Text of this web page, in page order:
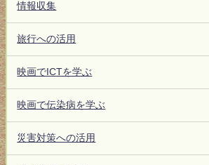
情報収集
旅行への活用
映画でICTを学ぶ
映画で伝染病を学ぶ
災害対策への活用